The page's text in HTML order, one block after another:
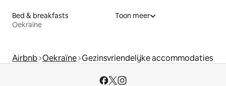
Bed & breakfasts
Oekraïne
Toon meer
Airbnb Oekraïne Gezinsvriendelijke accommodaties